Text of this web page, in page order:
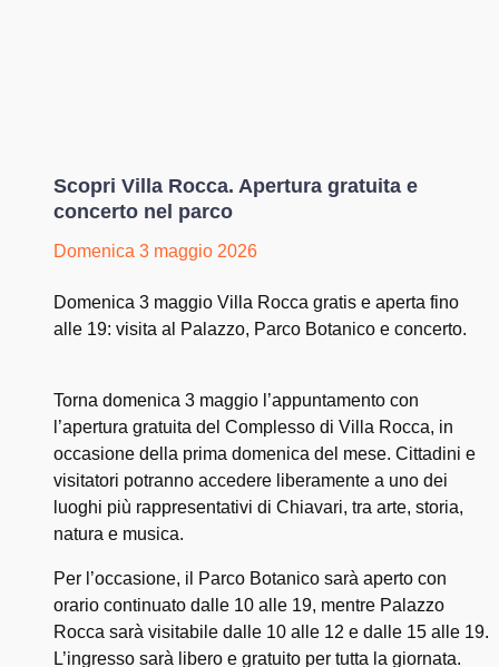
Scopri Villa Rocca. Apertura gratuita e
concerto nel parco
Domenica 3 maggio 2026
Domenica 3 maggio Villa Rocca gratis e aperta fino
alle 19: visita al Palazzo, Parco Botanico e concerto.
Torna domenica 3 maggio l’appuntamento con
l’apertura gratuita del Complesso di Villa Rocca, in
occasione della prima domenica del mese. Cittadini e
visitatori potranno accedere liberamente a uno dei
luoghi più rappresentativi di Chiavari, tra arte, storia,
natura e musica.
Per l’occasione, il Parco Botanico sarà aperto con
orario continuato dalle 10 alle 19, mentre Palazzo
Rocca sarà visitabile dalle 10 alle 12 e dalle 15 alle 19.
L’ingresso sarà libero e gratuito per tutta la giornata.